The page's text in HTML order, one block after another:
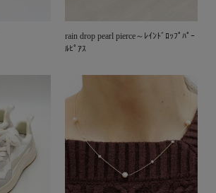
rain drop pearl pierce～ﾚｲﾝﾄﾞﾛｯﾌﾟﾊﾟｰ
ﾙﾋﾟｱｽ